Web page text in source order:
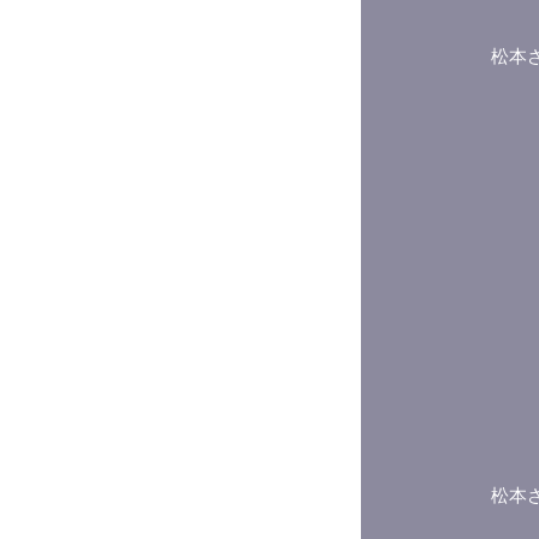
松本
松本